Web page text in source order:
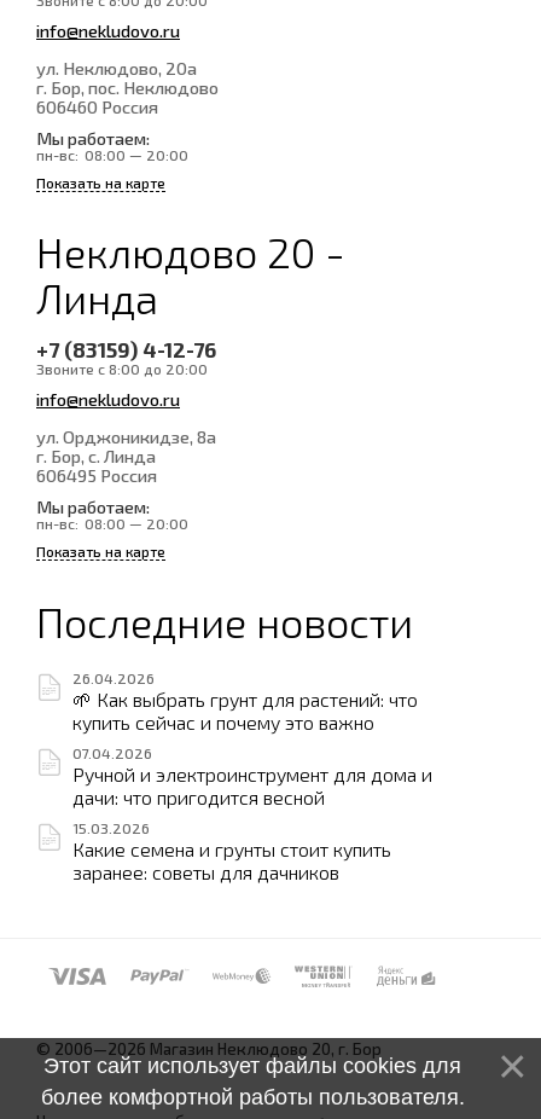
info@nekludovo.ru
ул. Неклюдово, 20а
г. Бор, пос. Неклюдово
606460 Россия
Мы работаем:
пн-вс: 08:00 — 20:00
Показать на карте
Неклюдово 20 -
Линда
+7 (83159) 4-12-76
Звоните с 8:00 до 20:00
info@nekludovo.ru
ул. Орджоникидзе, 8а
г. Бор, с. Линда
606495 Россия
Мы работаем:
пн-вс: 08:00 — 20:00
Показать на карте
Последние новости
26.04.2026
🌱 Как выбрать грунт для растений: что
купить сейчас и почему это важно
07.04.2026
Ручной и электроинструмент для дома и
дачи: что пригодится весной
15.03.2026
Какие семена и грунты стоит купить
заранее: советы для дачников
© 2006—2026 Магазин Неклюдово 20, г. Бор
Этот сайт использует файлы cookies для
более комфортной работы пользователя.